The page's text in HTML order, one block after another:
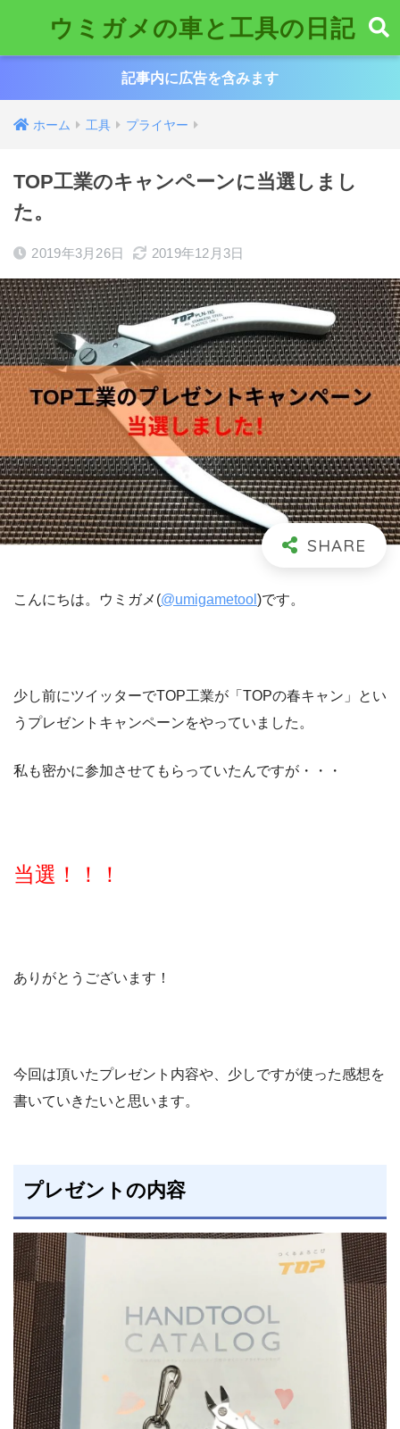
ウミガメの車と工具の日記
記事内に広告を含みます
ホーム 工具 プライヤー
TOP工業のキャンペーンに当選しまし
た。
2019年3月26日 2019年12月3日
こんにちは。ウミガメ(@umigametool )です。
少し前にツイッターでTOP工業が「TOPの春キャン」とい
うプレゼントキャンペーンをやっていました。
私も密かに参加させてもらっていたんですが・・・
当選！！！
ありがとうございます！
今回は頂いたプレゼント内容や、少しですが使った感想を
書いていきたいと思います。
プレゼントの内容